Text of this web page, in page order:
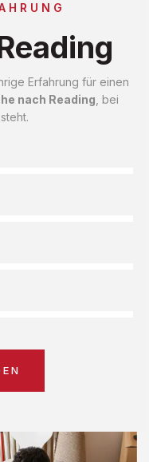
Erfahrung für einen
nach Reading , bei